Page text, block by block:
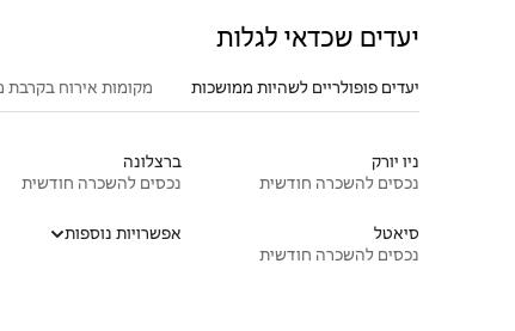
יעדים שכדאי לגלות
יעדים פופולריים לשהיות ממושכות מקומות אירוח בקרבת
ניו יורק
נכסים להשכרה חודשית
ברצלונה
נכסים להשכרה חודשית
סיאטל
נכסים להשכרה חודשית
אפשרויות נוספות